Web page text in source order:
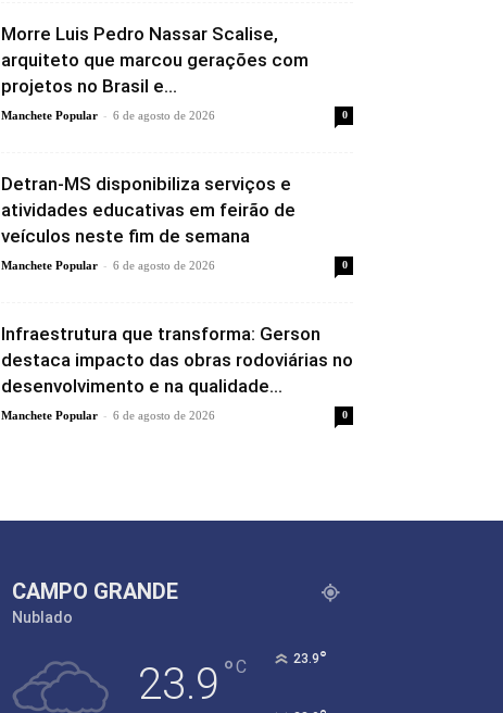
Morre Luis Pedro Nassar Scalise,
arquiteto que marcou gerações com
projetos no Brasil e...
Manchete Popular - 6 de agosto de 2026 0
Detran-MS disponibiliza serviços e
atividades educativas em feirão de
veículos neste fim de semana
Manchete Popular - 6 de agosto de 2026 0
Infraestrutura que transforma: Gerson
destaca impacto das obras rodoviárias no
desenvolvimento e na qualidade...
Manchete Popular - 6 de agosto de 2026 0
CAMPO GRANDE
Nublado
23.9 °C 23.9°